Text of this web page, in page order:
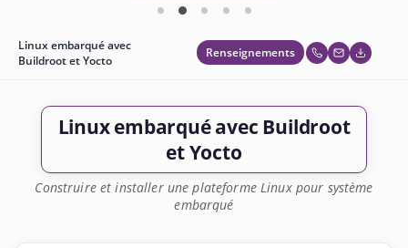
Linux embarqué avec
Buildroot et Yocto
Renseignements
Linux embarqué avec Buildroot
et Yocto
Construire et installer une plateforme Linux pour système
embarqué